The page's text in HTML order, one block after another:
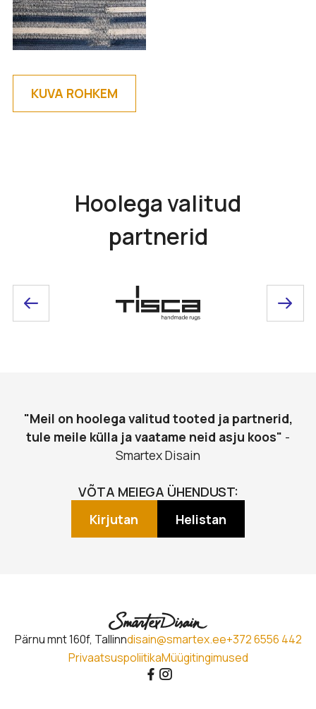
KUVA ROHKEM
Hoolega valitud
partnerid
"Meil on hoolega valitud tooted ja partnerid,
tule meile külla ja vaatame neid asju koos" -
Smartex Disain
VÕTA MEIEGA ÜHENDUST:
Kirjutan Helistan
Pärnu mnt 160f, Tallinndisain@smartex.ee+372 6556 442
PrivaatsuspoliitikaMüügitingimused